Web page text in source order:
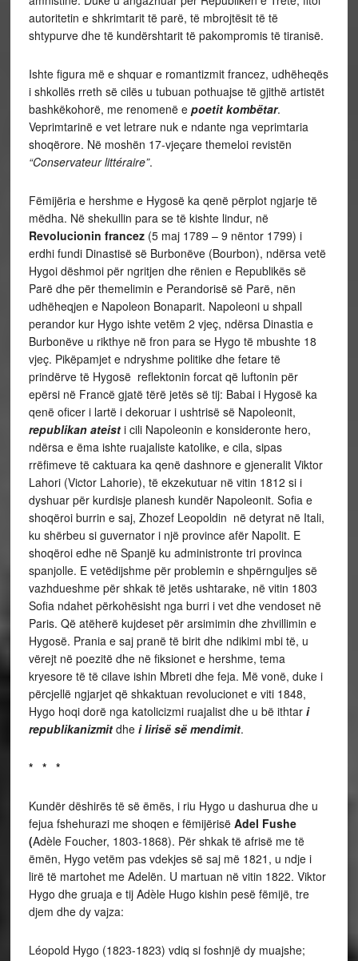
autoritetin e shkrimtarit të parë, të mbrojtësit të të
shtypurve dhe të kundërshtarit të pakompromis të tiranisë.
Ishte figura më e shquar e romantizmit francez, udhëheqës
i shkollës rreth së cilës u tubuan pothuajse të gjithë artistët
bashkëkohorë, me renomenë e poetit kombëtar.
Veprimtarinë e vet letrare nuk e ndante nga veprimtaria
shoqërore. Në moshën 17-vjeçare themeloi revistën
“Conservateur littéraire”.
Fëmijëria e hershme e Hygosë ka qenë përplot ngjarje të
mëdha. Në shekullin para se të kishte lindur, në
Revolucionin francez(5 maj 1789 – 9 nëntor 1799) i
erdhi fundi Dinastisë së Burbonëve (Bourbon), ndërsa vetë
Hygoi dëshmoi për ngritjen dhe rënien e Republikës së
Parë dhe për themelimin e Perandorisë së Parë, nën
udhëheqjen e Napoleon Bonaparit. Napoleoni u shpall
perandor kur Hygo ishte vetëm 2 vjeç, ndërsa Dinastia e
Burbonëve u rikthye në fron para se Hygo të mbushte 18
vjeç. Pikëpamjet e ndryshme politike dhe fetare të
prindërve të Hygosë reflektonin forcat që luftonin për
epërsi në Francë gjatë tërë jetës së tij: Babai i Hygosë ka
qenë oficer i lartë i dekoruar i ushtrisë së Napoleonit,
republikan ateist i cili Napoleonin e konsideronte hero,
ndërsa e ëma ishte ruajaliste katolike, e cila, sipas
rrëfimeve të caktuara ka qenë dashnore e gjeneralit Viktor
Lahori (Victor Lahorie), të ekzekutuar në vitin 1812 si i
dyshuar për kurdisje planesh kundër Napoleonit. Sofia e
shoqëroi burrin e saj, Zhozef Leopoldin në detyrat në Itali,
ku shërbeu si guvernator i një province afër Napolit. E
shoqëroi edhe në Spanjë ku administronte tri provinca
spanjolle. E vetëdijshme për problemin e shpërnguljes së
vazhdueshme për shkak të jetës ushtarake, në vitin 1803
Sofia ndahet përkohësisht nga burri i vet dhe vendoset në
Paris. Që atëherë kujdeset për arsimimin dhe zhvillimin e
Hygosë. Prania e saj pranë të birit dhe ndikimi mbi të, u
vërejt në poezitë dhe në fiksionet e hershme, tema
kryesore të të cilave ishin Mbreti dhe feja. Më vonë, duke i
përcjellë ngjarjet që shkaktuan revolucionet e viti 1848,
Hygo hoqi dorë nga katolicizmi ruajalist dhe u bë ithtar i
republikanizmitdhe i lirisë së mendimit.
* * *
Kundër dëshirës të së ëmës, i riu Hygo u dashurua dhe u
fejua fshehurazi me shoqen e fëmijërisë Adel Fushe
(Adèle Foucher, 1803-1868). Për shkak të afrisë me të
ëmën, Hygo vetëm pas vdekjes së saj më 1821, u ndje i
lirë të martohet me Adelën. U martuan në vitin 1822. Viktor
Hygo dhe gruaja e tij Adèle Hugo kishin pesë fëmijë, tre
djem dhe dy vajza:
Léopold Hygo (1823-1823) vdiq si foshnjë dy muajshe;